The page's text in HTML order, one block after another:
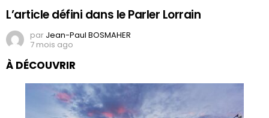
L’article défini dans le Parler Lorrain
par Jean-Paul BOSMAHER
7 mois ago
À DÉCOUVRIR